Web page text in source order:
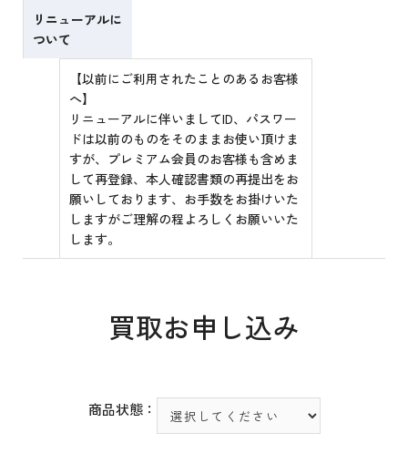
リニューアルに
ついて
【以前にご利用されたことのあるお客様
へ】
リニューアルに伴いましてID、パスワー
ドは以前のものをそのままお使い頂けま
すが、プレミアム会員のお客様も含めま
して再登録、本人確認書類の再提出をお
願いしております、お手数をお掛けいた
しますがご理解の程よろしくお願いいた
します。
買取お申し込み
商品状態：